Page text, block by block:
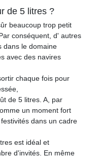
de 5 litres ?
beaucoup trop petit
conséquent, d' autres
dans le domaine
avec des navires
chaque fois pour
de 5 litres. A, par
un moment fort
dans un cadre
est idéal et
d'invités. En même